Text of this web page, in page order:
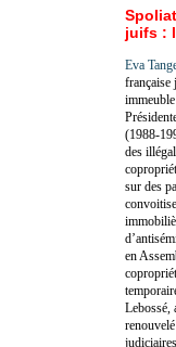
juifs :
Eva
française
(1988-
des
sur des
en
Lebossé,